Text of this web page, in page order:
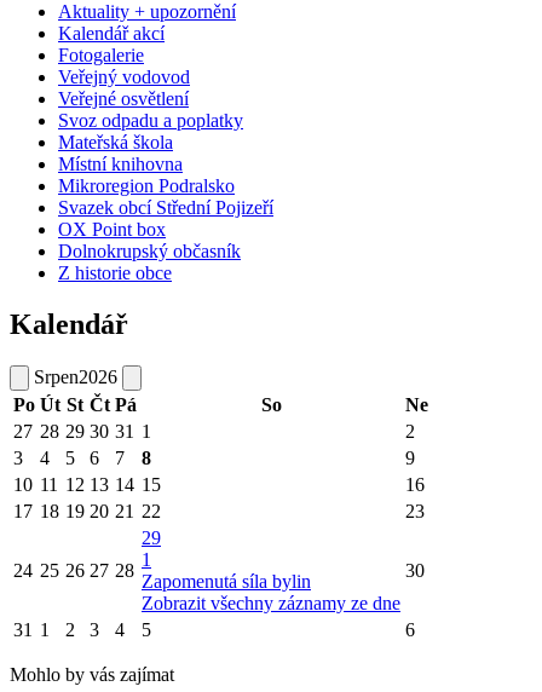
Aktuality + upozornění
Kalendář akcí
Fotogalerie
Veřejný vodovod
Veřejné osvětlení
Svoz odpadu a poplatky
Mateřská škola
Místní knihovna
Mikroregion Podralsko
Svazek obcí Střední Pojizeří
OX Point box
Dolnokrupský občasník
Z historie obce
Kalendář
Srpen2026
Po Út St Čt Pá So
Ne
27 28 29 30 31 1
2
3
4 5 6 7 8
9
10 11 12 13 14 15
16
17 18 19 20 21 22 23
24 25 26 27 28
29
1
Zapomenutá síla bylin
Zobrazit všechny záznamy ze dne
30
31 1 2 3 4 5 6
Mohlo by vás zajímat